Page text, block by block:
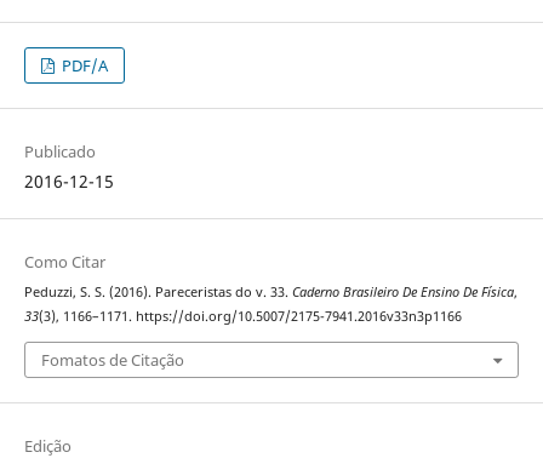
PDF/A
Publicado
2016-12-15
Como Citar
Peduzzi, S. S. (2016). Pareceristas do v. 33. Caderno Brasileiro De Ensino De Física,
33(3), 1166–1171. https://doi.org/10.5007/2175-7941.2016v33n3p1166
Fomatos de Citação
Edição